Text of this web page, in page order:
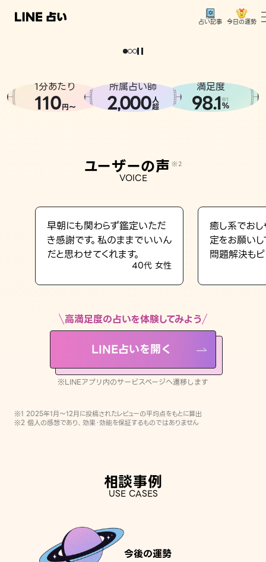
占い記事 今日の運勢
相談事例
LINE占いを開く
※LINEアプリ内のサービスページへ遷移します
どうせなら
。
1分あたり
110円〜
所属占い師
2,000人
超
満足度
98.1※1
%
ユーザーの声 ※2
VOICE
早朝にも関わらず鑑定いただ
き感謝です。私のままでいいん
だと思わせてくれます。
40代 女性
癒し系でおし
定をお願い
問題解決もピ
高満足度の占いを体験してみよう
LINE占いを開く
※LINEアプリ内のサービスページへ遷移します
※1 2025年1月〜12月に投稿されたレビューの平均点をもとに算出
※2 個人の感想であり、効果・効能を保証するものではありません
相談事例
USE CASES
今後の運勢